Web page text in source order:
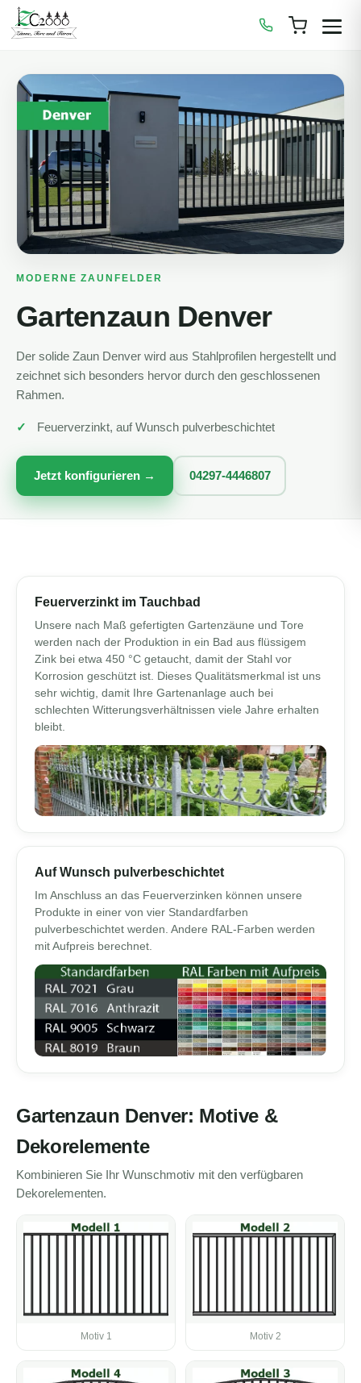
springen
MODERNE ZAUNFELDER
Gartenzaun Denver
Der solide Zaun Denver wird aus Stahlprofilen hergestellt und
zeichnet sich besonders hervor durch den geschlossenen
Rahmen.
Feuerverzinkt, auf Wunsch pulverbeschichtet
Jetzt konfigurieren → 04297-4446807
Feuerverzinkt im Tauchbad
Unsere nach Maß gefertigten Gartenzäune und Tore
werden nach der Produktion in ein Bad aus flüssigem
Zink bei etwa 450 °C getaucht, damit der Stahl vor
Korrosion geschützt ist. Dieses Qualitätsmerkmal ist uns
sehr wichtig, damit Ihre Gartenanlage auch bei
schlechten Witterungsverhältnissen viele Jahre erhalten
bleibt.
Auf Wunsch pulverbeschichtet
Im Anschluss an das Feuerverzinken können unsere
Produkte in einer von vier Standardfarben
pulverbeschichtet werden. Andere RAL-Farben werden
mit Aufpreis berechnet.
Gartenzaun Denver: Motive &
Dekorelemente
Kombinieren Sie Ihr Wunschmotiv mit den verfügbaren
Dekorelementen.
Motiv 1 Motiv 2